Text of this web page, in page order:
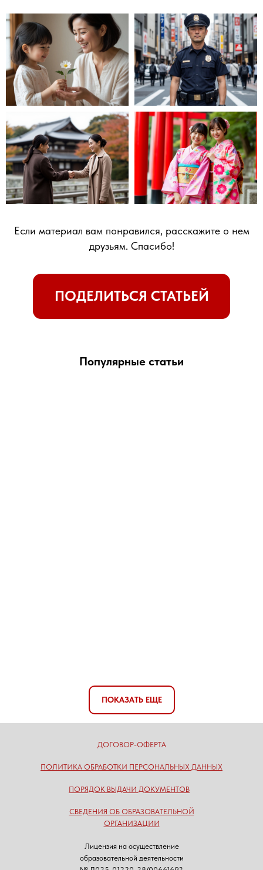
Если материал вам понравился, расскажите о нем
друзьям. Спасибо!
Популярные статьи
ПОКАЗАТЬ ЕЩЕ
ДОГОВОР-ОФЕРТА
ПОЛИТИКА ОБРАБОТКИ ПЕРСОНАЛЬНЫХ ДАННЫХ
СВЕДЕНИЯ ОБ ОБРАЗОВАТЕЛЬНОЙ
ОРГАНИЗАЦИИ
ПОРЯДОК ВЫДАЧИ ДОКУМЕНТОВ
Лицензия на осуществление
образовательной деятельности